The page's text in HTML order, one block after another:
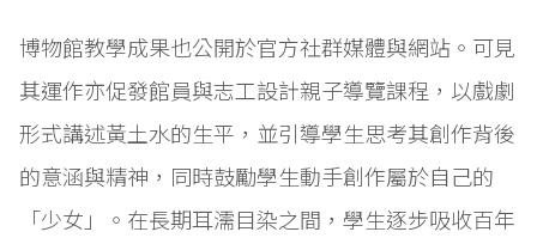
博物館教學成果也公開於官方社群媒體與網站。可見
其運作亦促發館員與志工設計親子導覽課程，以戲劇
形式講述黃土水的生平，並引導學生思考其創作背後
的意涵與精神，同時鼓勵學生動手創作屬於自己的
「少女」。在長期耳濡目染之間，學生逐步吸收百年